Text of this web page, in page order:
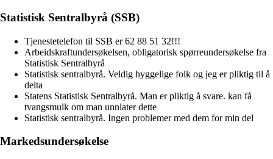
Statistisk Sentralbyrå (SSB)
Tjenestetelefon til SSB er 62 88 51 32!!!
Arbeidskraftundersøkelsen, obligatorisk spørreundersøkelse fra
Statistisk Sentralbyrå
Statistisk sentralbyrå. Veldig hyggelige folk og jeg er pliktig til å
delta
Statens Statistisk Sentralbyrå. Man er pliktig å svare. kan få
tvangsmulk om man unnlater dette
Statistisk sentralbyrå. Ingen problemer med dem for min del
Markedsundersøkelse